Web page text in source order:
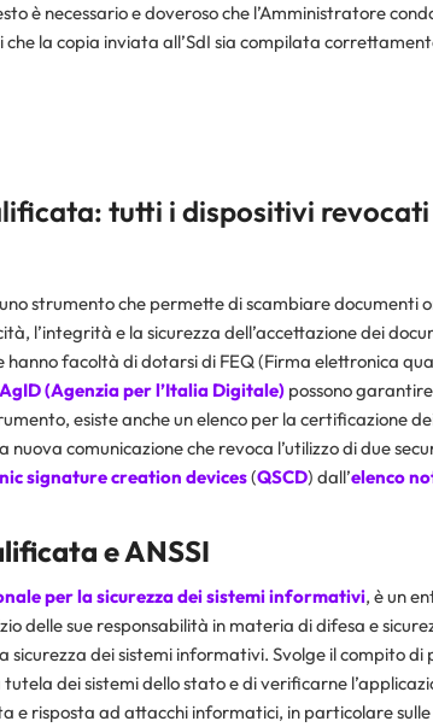
è necessario e doveroso che l’Amministratore
la copia inviata all’SdI sia compilata
tutti i dispositivi revocati
strumento che permette di scambiare documenti
l’integrità e la sicurezza dell’accettazione dei
hanno facoltà di dotarsi di FEQ (Firma elettronica
AgID (Agenzia per l’Italia Digitale) possono
esiste anche un elenco per la certificazione
nuova comunicazione che revoca l’utilizzo di due
signaturecreation devices(QSCD) dall’elenco
e ANSSI
per la sicurezza dei sistemi informativi, è un
delle sue responsabilità in materia di difesa e
sicurezza dei sistemi informativi. Svolge il compito di
dei sistemi dello stato e di verificarne
e risposta ad attacchi informatici, in particolare